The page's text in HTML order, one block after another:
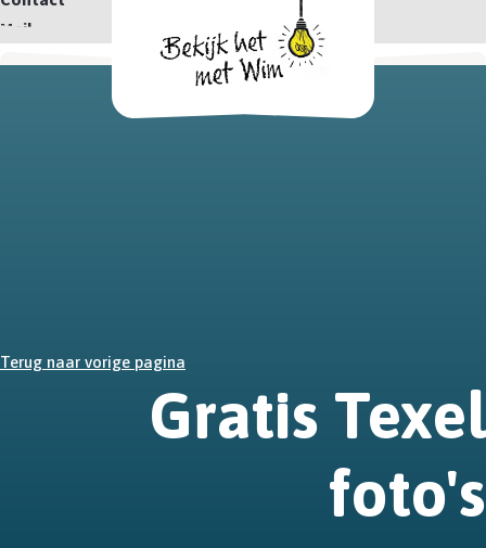
Mail
Terug naar vorige pagina
Gratis Texel
foto's